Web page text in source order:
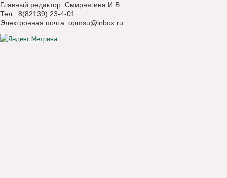
Главный редактор: Смирнягина И.В.
Тел.: 8(82139) 23-4-01
Электронная почта: opmsu@inbox.ru